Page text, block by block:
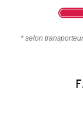
* selon transporteur